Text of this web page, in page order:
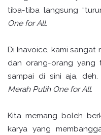
tiba-tiba langsung
One for All.
Di Inavoice, kami
dan orang-orang yang
sampai di sini aja,
Merah Putih One for All.
Kita memang boleh
karya yang